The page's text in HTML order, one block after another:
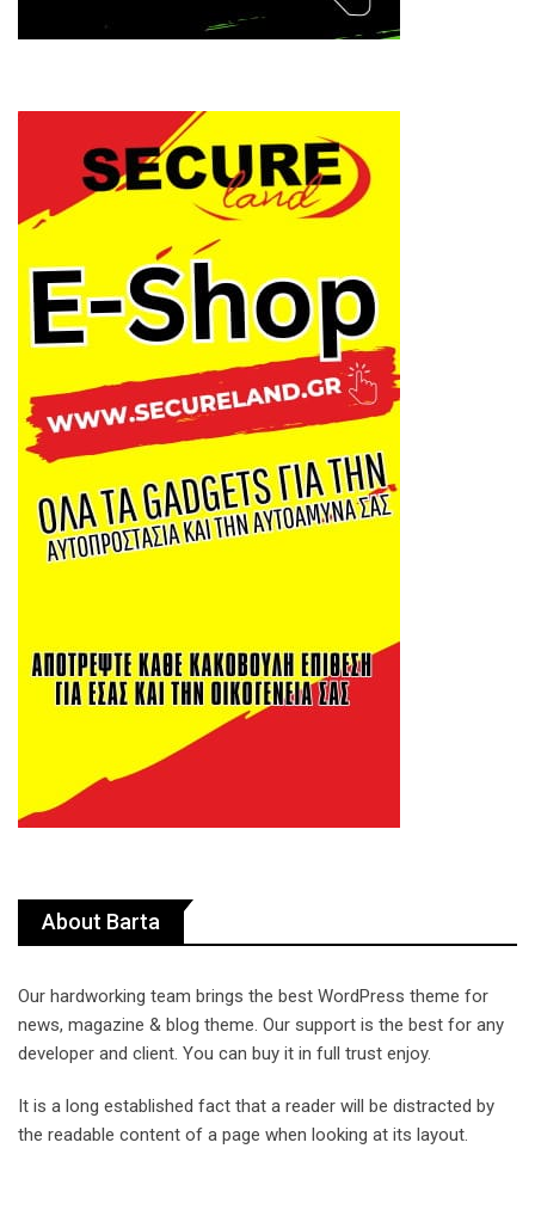
About Barta
Our hardworking team brings the best WordPress theme for
news, magazine & blog theme. Our support is the best for any
developer and client. You can buy it in full trust enjoy.
It is a long established fact that a reader will be distracted by
the readable content of a page when looking at its layout.